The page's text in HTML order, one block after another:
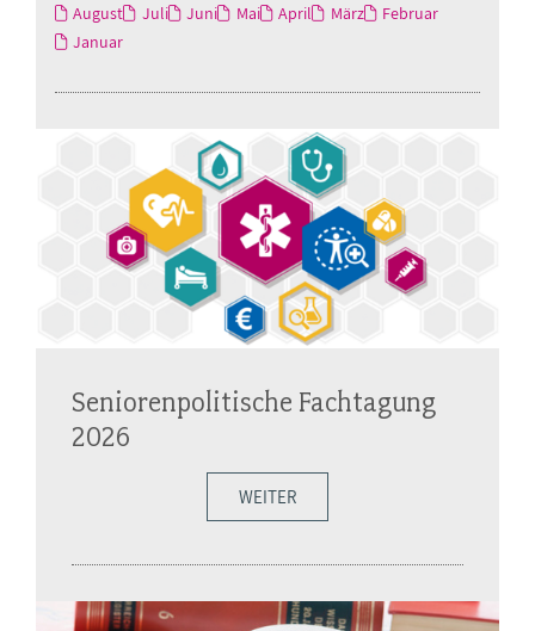
August
Juli Juni Mai April März
Februar
Januar
Seniorenpolitische Fachtagung
2026
WEITER